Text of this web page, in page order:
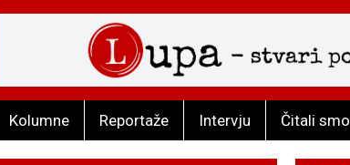
Kolumne Reportaže Intervju Čitali smo